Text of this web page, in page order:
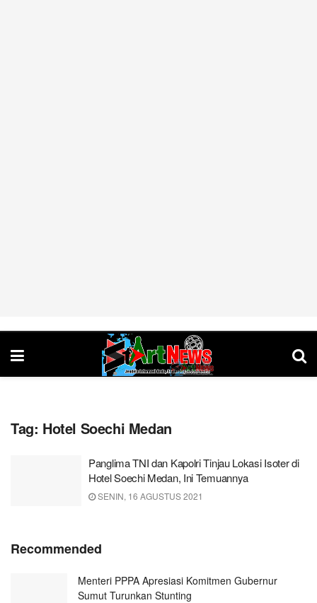
Tag: Hotel Soechi Medan
Panglima TNI dan Kapolri Tinjau Lokasi Isoter di
Hotel Soechi Medan, Ini Temuannya
SENIN, 16 AGUSTUS 2021
Recommended
Menteri PPPA Apresiasi Komitmen Gubernur
Sumut Turunkan Stunting